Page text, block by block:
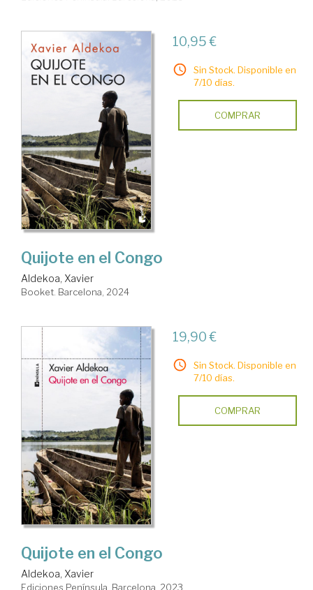
10,95 €
Sin Stock. Disponible en
7/10 días.
COMPRAR
Quijote en el Congo
Aldekoa, Xavier
Booket. Barcelona, 2024
19,90 €
Sin Stock. Disponible en
7/10 días.
COMPRAR
Quijote en el Congo
Aldekoa, Xavier
Ediciones Península. Barcelona, 2023